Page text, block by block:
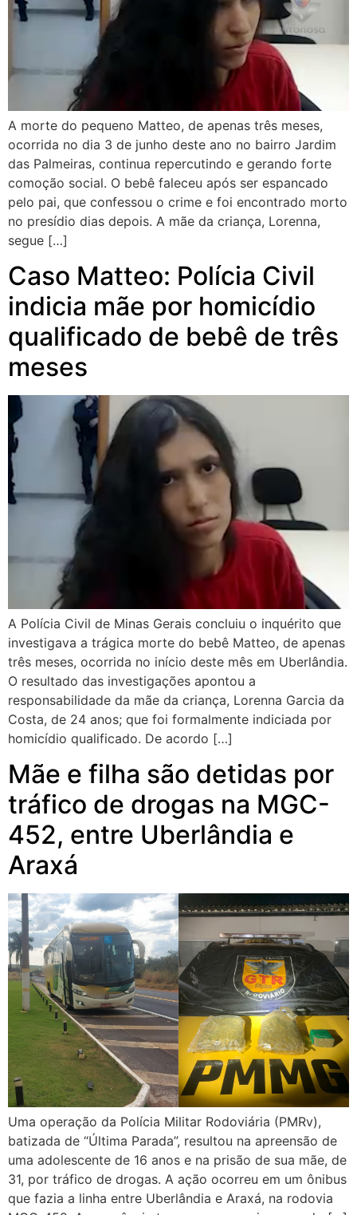
A morte do pequeno Matteo, de apenas três meses,
ocorrida no dia 3 de junho deste ano no bairro Jardim
das Palmeiras, continua repercutindo e gerando forte
comoção social. O bebê faleceu após ser espancado
pelo pai, que confessou o crime e foi encontrado morto
no presídio dias depois. A mãe da criança, Lorenna,
segue […]
Caso Matteo: Polícia Civil
indicia mãe por homicídio
qualificado de bebê de três
meses
A Polícia Civil de Minas Gerais concluiu o inquérito que
investigava a trágica morte do bebê Matteo, de apenas
três meses, ocorrida no início deste mês em Uberlândia.
O resultado das investigações apontou a
responsabilidade da mãe da criança, Lorenna Garcia da
Costa, de 24 anos; que foi formalmente indiciada por
homicídio qualificado. De acordo […]
Mãe e filha são detidas por
tráfico de drogas na MGC-
452, entre Uberlândia e
Araxá
Uma operação da Polícia Militar Rodoviária (PMRv),
batizada de “Última Parada”, resultou na apreensão de
uma adolescente de 16 anos e na prisão de sua mãe, de
31, por tráfico de drogas. A ação ocorreu em um ônibus
que fazia a linha entre Uberlândia e Araxá, na rodovia